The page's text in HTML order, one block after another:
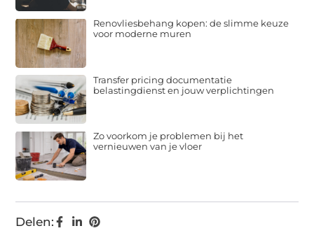
Delen:
Renovliesbehang kopen: de slimme keuze
voor moderne muren
Transfer pricing documentatie
belastingdienst en jouw verplichtingen
Zo voorkom je problemen bij het
vernieuwen van je vloer